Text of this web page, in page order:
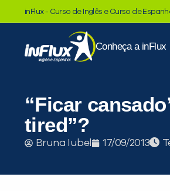
inFlux - Curso de Inglês e Curso de
Conheça a inFlux
“Ficar
tired”?
Bruna Iubel 17/09/2013